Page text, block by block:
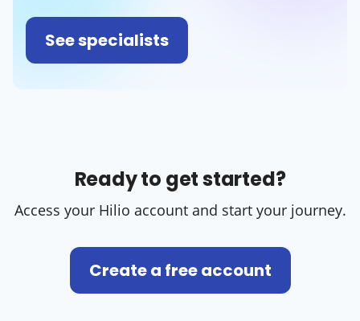
See specialists
Ready to get started?
Access your Hilio account and start your journey.
Create a free account